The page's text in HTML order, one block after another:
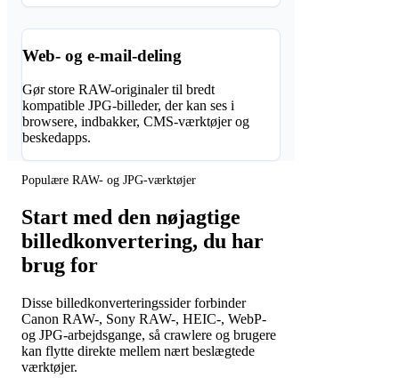
Web- og e-mail-deling
Gør store RAW-originaler til bredt
kompatible JPG-billeder, der kan ses i
browsere, indbakker, CMS-værktøjer og
beskedapps.
Populære RAW- og JPG-værktøjer
Start med den nøjagtige
billedkonvertering, du har
brug for
Disse billedkonverteringssider forbinder
Canon RAW-, Sony RAW-, HEIC-, WebP-
og JPG-arbejdsgange, så crawlere og brugere
kan flytte direkte mellem nært beslægtede
værktøjer.